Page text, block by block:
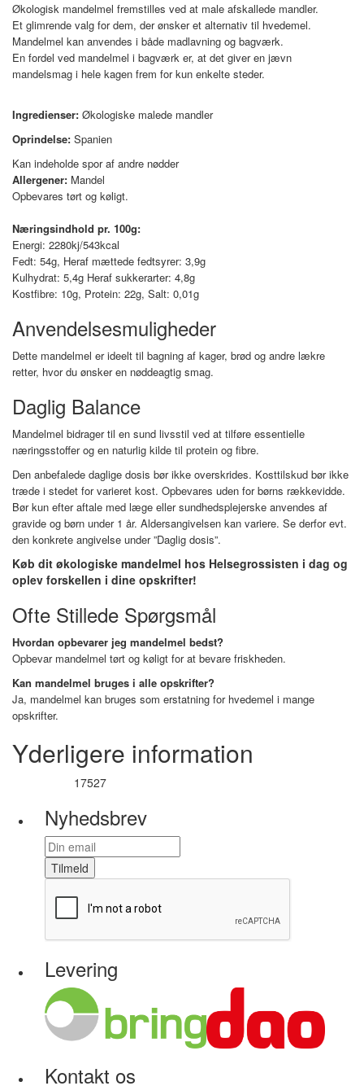
Økologisk mandelmel fremstilles ved at male afskallede mandler.
Et glimrende valg for dem, der ønsker et alternativ til hvedemel.
Mandelmel kan anvendes i både madlavning og bagværk.
En fordel ved mandelmel i bagværk er, at det giver en jævn
mandelsmag i hele kagen frem for kun enkelte steder.
Ingredienser: Økologiske malede mandler
Oprindelse: Spanien
Kan indeholde spor af andre nødder
Allergener: Mandel
Opbevares tørt og køligt.
Næringsindhold pr. 100g:
Energi: 2280kj/543kcal
Fedt: 54g, Heraf mættede fedtsyrer: 3,9g
Kulhydrat: 5,4g Heraf sukkerarter: 4,8g
Kostfibre: 10g, Protein: 22g, Salt: 0,01g
Anvendelsesmuligheder
Dette mandelmel er ideelt til bagning af kager, brød og andre lækre
retter, hvor du ønsker en nøddeagtig smag.
Daglig Balance
Mandelmel bidrager til en sund livsstil ved at tilføre essentielle
næringsstoffer og en naturlig kilde til protein og fibre.
Den anbefalede daglige dosis bør ikke overskrides. Kosttilskud bør ikke
træde i stedet for varieret kost. Opbevares uden for børns rækkevidde.
Bør kun efter aftale med læge eller sundhedsplejerske anvendes af
gravide og børn under 1 år. Aldersangivelsen kan variere. Se derfor evt.
den konkrete angivelse under ”Daglig dosis”.
Køb dit økologiske mandelmel hos Helsegrossisten i dag og
oplev forskellen i dine opskrifter!
Ofte Stillede Spørgsmål
Hvordan opbevarer jeg mandelmel bedst?
Opbevar mandelmel tørt og køligt for at bevare friskheden.
Kan mandelmel bruges i alle opskrifter?
Ja, mandelmel kan bruges som erstatning for hvedemel i mange
opskrifter.
Yderligere information
17527
Nyhedsbrev
Tilmeld
Levering
Kontakt os